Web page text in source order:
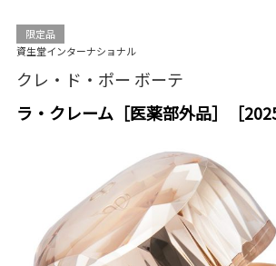
限定品
資生堂インターナショナル
クレ・ド・ポー ボーテ
ラ・クレーム［医薬部外品］［